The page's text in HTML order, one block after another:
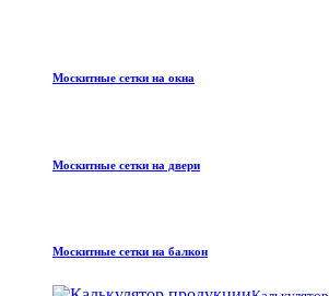
Москитные сетки на окна
Москитные сетки на двери
Москитные сетки на балкон